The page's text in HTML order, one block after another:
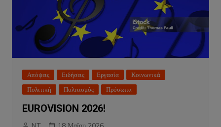
Απόψεις Ειδήσεις Εργασία
Κοινωνικά
Πολιτική
Πολιτισμός Πρόσωπα
EUROVISION 2026!